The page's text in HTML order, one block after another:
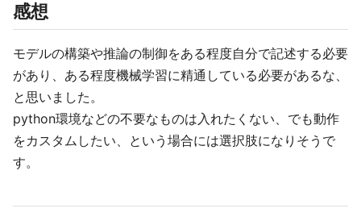
感想
モデルの構築や推論の制御をある程度自分で記述する必要
があり、ある程度機械学習に精通している必要があるな、
と思いました。
python環境などの不要なものは入れたくない、でも動作
をカスタムしたい、という場合には選択肢になりそうで
す。